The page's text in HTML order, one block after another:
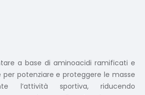
a base di aminoacidi ramificati e
potenziare e proteggere le masse
l’attività sportiva, riducendo